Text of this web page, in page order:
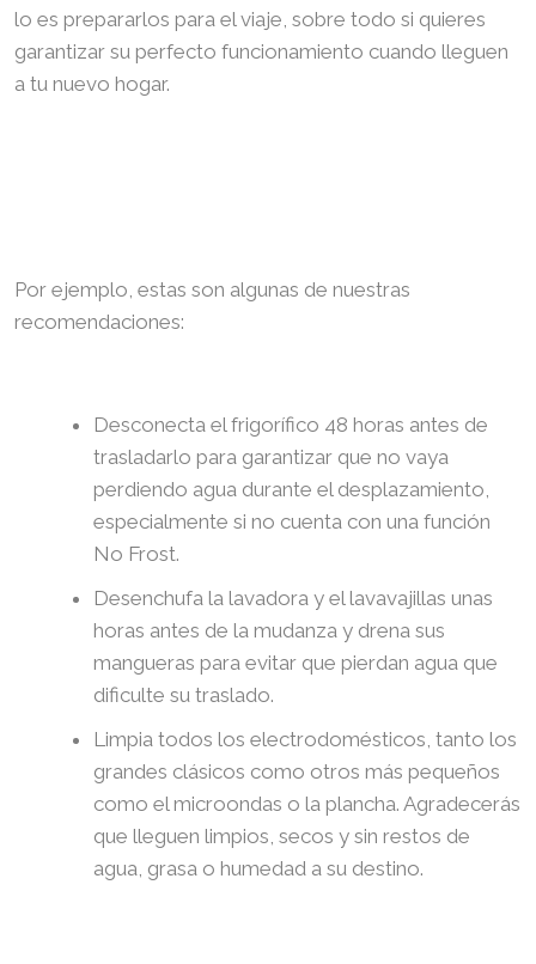
lo es prepararlos para el viaje, sobre todo si quieres
garantizar su perfecto funcionamiento cuando lleguen
a tu nuevo hogar.
Por ejemplo, estas son algunas de nuestras
recomendaciones:
Desconecta el frigorífico 48 horas antes de
trasladarlo para garantizar que no vaya
perdiendo agua durante el desplazamiento,
especialmente si no cuenta con una función
No Frost.
Desenchufa la lavadora y el lavavajillas unas
horas antes de la mudanza y drena sus
mangueras para evitar que pierdan agua que
dificulte su traslado.
Limpia todos los electrodomésticos, tanto los
grandes clásicos como otros más pequeños
como el microondas o la plancha. Agradecerás
que lleguen limpios, secos y sin restos de
agua, grasa o humedad a su destino.